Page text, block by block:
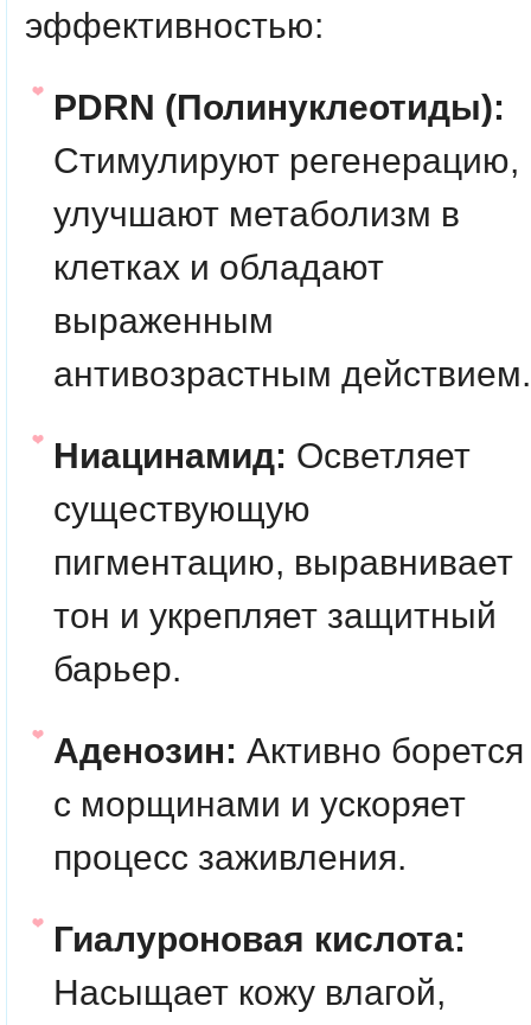
эффективностью:
PDRN (Полинуклеотиды):
Стимулируют регенерацию,
улучшают метаболизм в
клетках и обладают
выраженным
антивозрастным действием.
Ниацинамид: Осветляет
существующую
пигментацию, выравнивает
тон и укрепляет защитный
барьер.
Аденозин: Активно борется
с морщинами и ускоряет
процесс заживления.
Гиалуроновая кислота:
Насыщает кожу влагой,